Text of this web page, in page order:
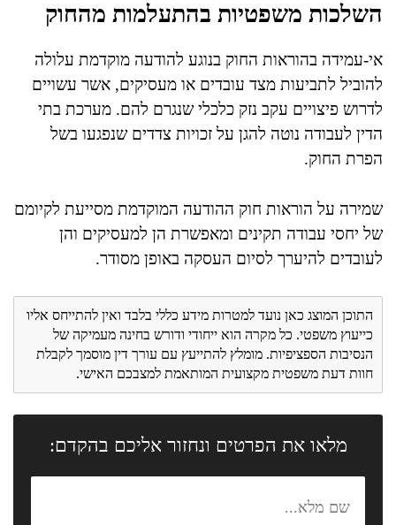
השלכות משפטיות בהתעלמות מהחוק
אי-עמידה בהוראות החוק בנוגע להודעה מוקדמת עלולה
להוביל לתביעות מצד עובדים או מעסיקים, אשר עשויים
לדרוש פיצויים עקב נזק כלכלי שנגרם להם. מערכת בתי
הדין לעבודה נוטה להגן על זכויות צדדים שנפגעו בשל
הפרת החוק.
שמירה על הוראות חוק ההודעה המוקדמת מסייעת לקיומם
של יחסי עבודה תקינים ומאפשרת הן למעסיקים והן
לעובדים להיערך לסיום העסקה באופן מסודר.
התוכן המוצג כאן נועד למטרות מידע כללי בלבד ואין להתייחס אליו
כייעוץ משפטי. כל מקרה הוא ייחודי ודורש בחינה מעמיקה של
הנסיבות הספציפיות. מומלץ להתייעץ עם עורך דין מוסמך לקבלת
חוות דעת משפטית מקצועית המותאמת למצבכם האישי.
מלאו את הפרטים ונחזור אליכם בהקדם: